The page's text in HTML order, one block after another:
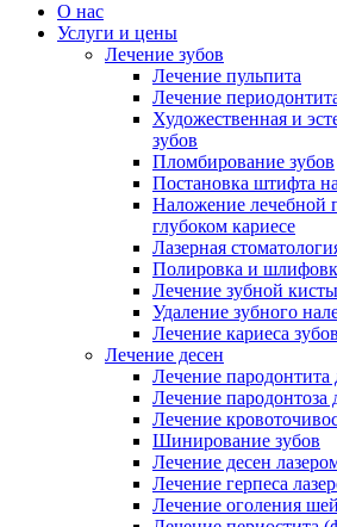
О нас
Услуги и цены
Лечение зубов
Лечение пульпита
Лечение
Художественная и
зубов
Пломбирование зубов
Постановка штифта
Наложение лечебной
глубоком кариесе
Лазерная
Полировка и
Лечение зубной кисты
Удаление зубного
Лечение кариеса зубов
Лечение десен
Лечение пародонтита
Лечение пародонтоза
Лечение
Шинирование зубов
Лечение десен
Лечение герпеса
Лечение оголения